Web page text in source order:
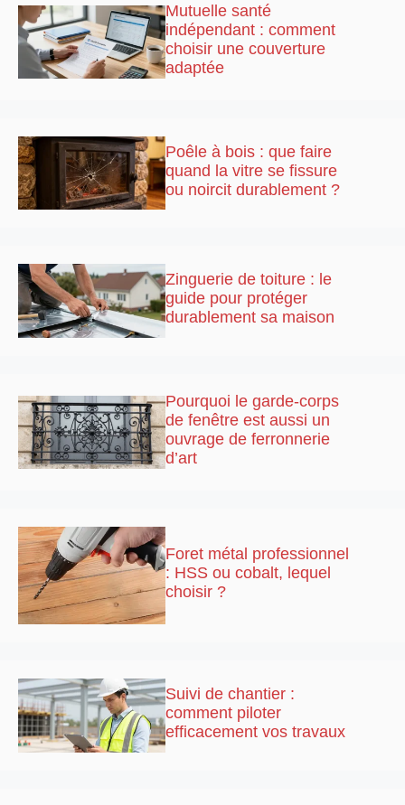
Mutuelle santé
indépendant : comment
choisir une couverture
adaptée
Poêle à bois : que faire
quand la vitre se fissure
ou noircit durablement ?
Zinguerie de toiture : le
guide pour protéger
durablement sa maison
Pourquoi le garde-corps
de fenêtre est aussi un
ouvrage de ferronnerie
d’art
Foret métal professionnel
: HSS ou cobalt, lequel
choisir ?
Suivi de chantier :
comment piloter
efficacement vos travaux